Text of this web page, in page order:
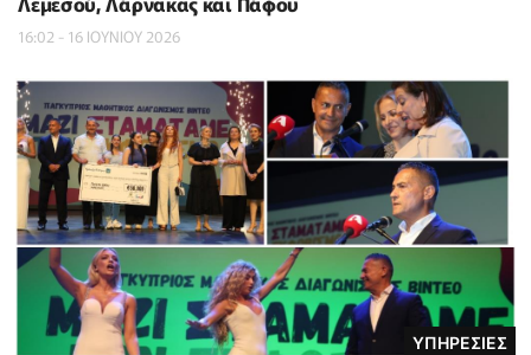
16:02 - 16 ΙΟΥΝΙΟΥ 2026
ΥΠΗΡΕΣΙΕΣ